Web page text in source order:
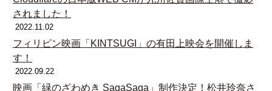
されました！
2022.11.02
フィリピン映画「KINTSUGI」の有田上映会を開催しま
す！
2022.09.22
映画「緑のざわめき SagaSaga」制作決定！松井玲奈さ